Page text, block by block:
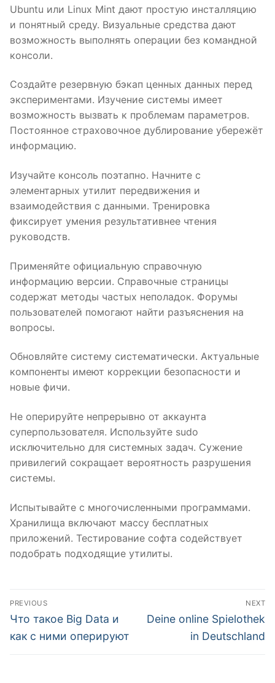
Ubuntu или Linux Mint дают простую инсталляцию
и понятный среду. Визуальные средства дают
возможность выполнять операции без командной
консоли.
Создайте резервную бэкап ценных данных перед
экспериментами. Изучение системы имеет
возможность вызвать к проблемам параметров.
Постоянное страховочное дублирование убережёт
информацию.
Изучайте консоль поэтапно. Начните с
элементарных утилит передвижения и
взаимодействия с данными. Тренировка
фиксирует умения результативнее чтения
руководств.
Применяйте официальную справочную
информацию версии. Справочные страницы
содержат методы частых неполадок. Форумы
пользователей помогают найти разъяснения на
вопросы.
Обновляйте систему систематически. Актуальные
компоненты имеют коррекции безопасности и
новые фичи.
Не оперируйте непрерывно от аккаунта
суперпользователя. Используйте sudo
исключительно для системных задач. Сужение
привилегий сокращает вероятность разрушения
системы.
Испытывайте с многочисленными программами.
Хранилища включают массу бесплатных
приложений. Тестирование софта содействует
подобрать подходящие утилиты.
Post
navigation
PREVIOUS
Previous
post:
Что такое Big Data и
как с ними оперируют
NEXT
Next
Deine online Spielothek
in Deutschland